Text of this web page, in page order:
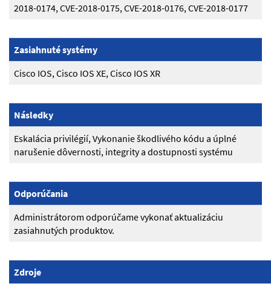
2018-0174, CVE-2018-0175, CVE-2018-0176, CVE-2018-0177
Zasiahnuté systémy
Cisco IOS, Cisco IOS XE, Cisco IOS XR
Následky
Eskalácia privilégií, Vykonanie škodlivého kódu a úplné
narušenie dôvernosti, integrity a dostupnosti systému
Odporúčania
Administrátorom odporúčame vykonať aktualizáciu
zasiahnutých produktov.
Zdroje